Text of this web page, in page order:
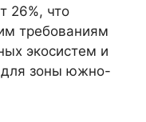
26%, что
требованиям
экосистем и
для зоны южно-